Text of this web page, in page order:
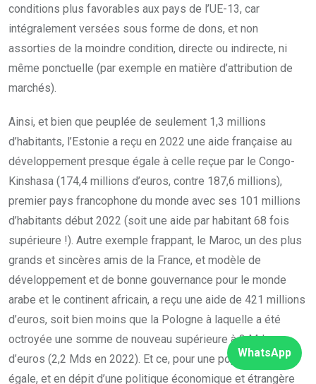
conditions plus favorables aux pays de l’UE-13, car
intégralement versées sous forme de dons, et non
assorties de la moindre condition, directe ou indirecte, ni
même ponctuelle (par exemple en matière d’attribution de
marchés).
Ainsi, et bien que peuplée de seulement 1,3 millions
d’habitants, l’Estonie a reçu en 2022 une aide française au
développement presque égale à celle reçue par le Congo-
Kinshasa (174,4 millions d’euros, contre 187,6 millions),
premier pays francophone du monde avec ses 101 millions
d’habitants début 2022 (soit une aide par habitant 68 fois
supérieure !). Autre exemple frappant, le Maroc, un des plus
grands et sincères amis de la France, et modèle de
développement et de bonne gouvernance pour le monde
arabe et le continent africain, a reçu une aide de 421 millions
d’euros, soit bien moins que la Pologne à laquelle a été
octroyée une somme de nouveau supérieure à 2 Mds
d’euros (2,2 Mds en 2022). Et ce, pour une population quasi
égale, et en dépit d’une politique économique et étrangère
WhatsApp